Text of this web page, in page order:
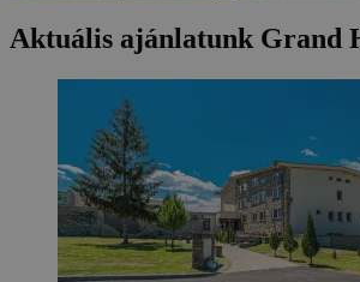
Aktuális ajánlatunk Grand